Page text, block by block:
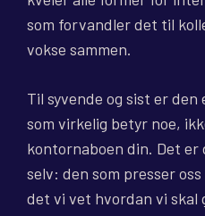
som forvandler det til
vokse sammen.
Til syvende og sist er
som virkelig betyr noe,
kontornaboen din. Det er
selv: den som presser
det vi vet hvordan vi skal